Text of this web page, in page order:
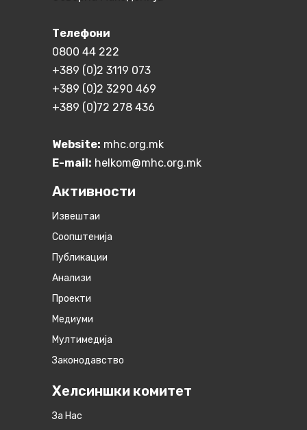
Телефони
0800 44 222
+389 (0)2 3119 073
+389 (0)2 3290 469
+389 (0)72 278 436
Website: mhc.org.mk
E-mail: helkom@mhc.org.mk
Активности
Извештаи
Соопштенија
Публикации
Анализи
Проекти
Медиуми
Мултимедија
Законодавство
Хелсиншки комитет
За Нас